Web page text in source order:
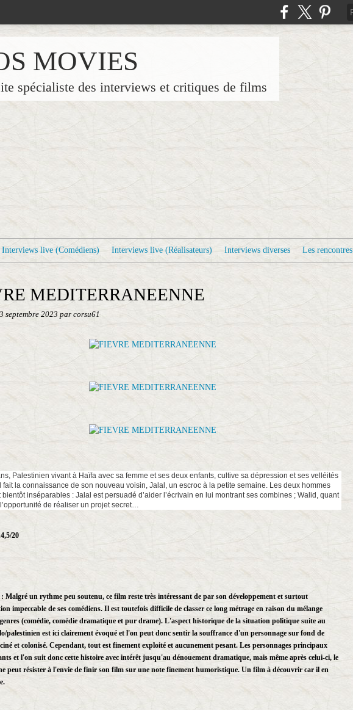
MOVIES
spécialiste des interviews et critiques de films
Interviews live (Comédiens) Interviews live (Réalisateurs) Interviews diverses Les rencontres
MEDITERRANEENNE
septembre 2023 par corsu61
Palestinien vivant à Haïfa avec sa femme et ses deux enfants, cultive sa dépression et ses velléités
fait la connaissance de son nouveau voisin, Jalal, un escroc à la petite semaine. Les deux hommes
inséparables : Jalal est persuadé d’aider l’écrivain en lui montrant ses combines ; Walid, quant
de réaliser un projet secret…
20
: Malgré un rythme peu soutenu, ce film reste très intéressant de par son développement et surtout
impeccable de ses comédiens. Il est toutefois difficile de classer ce long métrage en raison du mélange
(comédie, comédie dramatique et pur drame). L'aspect historique de la situation politique suite au
palestinien est ici clairement évoqué et l'on peut donc sentir la souffrance d'un personnage sur fond de
et colonisé. Cependant, tout est finement exploité et aucunement pesant. Les personnages principaux
et l'on suit donc cette histoire avec intérêt jusqu'au dénouement dramatique, mais même après celui-ci, le
peut résister à l'envie de finir son film sur une note finement humoristique. Un film à découvrir car il en